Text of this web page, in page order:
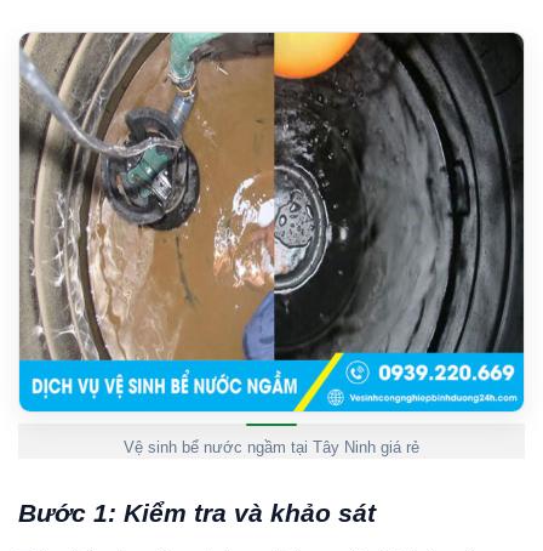
Vệ sinh bể nước ngầm tại Tây Ninh giá rẻ
Bước 1: Kiểm tra và khảo sát